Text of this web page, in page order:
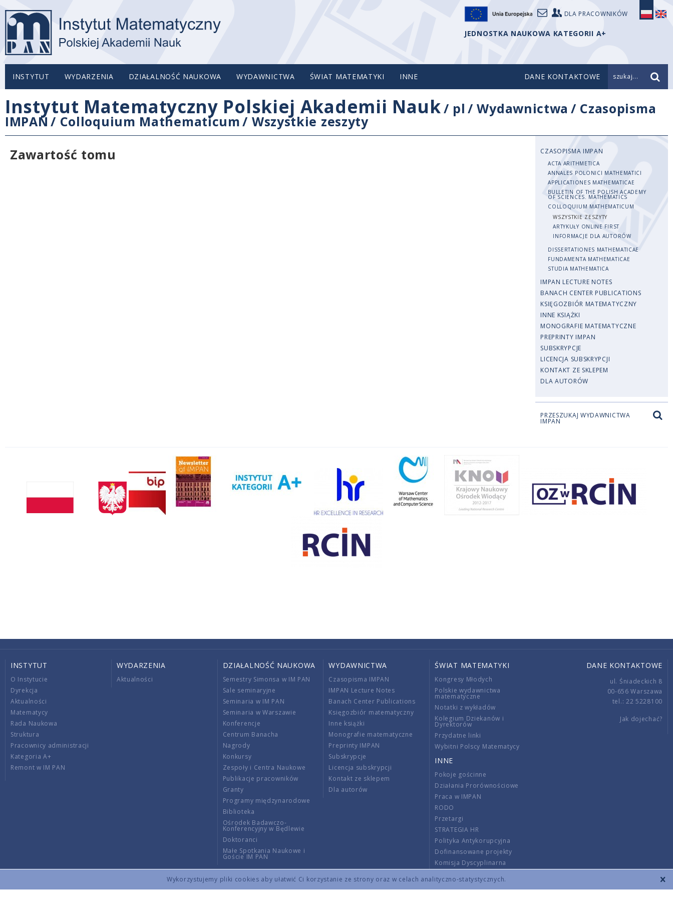
Wykorzystujemy pliki cookies aby ułatwić Ci korzystanie ze strony oraz w celach analityczno-statystycznych.
DLA PRACOWNIKÓW
JEDNOSTKA NAUKOWA KATEGORII A+
INSTYTUT WYDARZENIA DZIAŁALNOŚĆ NAUKOWA WYDAWNICTWA ŚWIAT MATEMATYKI INNE DANE KONTAKTOWE szukaj...
Instytut Matematyczny Polskiej Akademii Nauk/ pl /Wydawnictwa / Czasopisma
IMPAN / Colloquium Mathematicum/ Wszystkie zeszyty
Zawartość tomu
CZASOPISMA IMPAN
ACTA ARITHMETICA
ANNALES POLONICI MATHEMATICI
APPLICATIONES MATHEMATICAE
BULLETIN OF THE POLISH ACADEMY
OF SCIENCES. MATHEMATICS
COLLOQUIUM MATHEMATICUM
WSZYSTKIE ZESZYTY
ARTYKUŁY ONLINE FIRST
INFORMACJE DLA AUTORÓW
DISSERTATIONES MATHEMATICAE
FUNDAMENTA MATHEMATICAE
STUDIA MATHEMATICA
IMPAN LECTURE NOTES
BANACH CENTER PUBLICATIONS
KSIĘGOZBIÓR MATEMATYCZNY
INNE KSIĄŻKI
MONOGRAFIE MATEMATYCZNE
PREPRINTY IMPAN
SUBSKRYPCJE
LICENCJA SUBSKRYPCJI
KONTAKT ZE SKLEPEM
DLA AUTORÓW
PRZESZUKAJ WYDAWNICTWA
IMPAN
INSTYTUT
O Instytucie
Dyrekcja
Aktualności
Matematycy
Rada Naukowa
Struktura
Pracownicy administracji
Kategoria A+
Remont w IM PAN
WYDARZENIA
Aktualności
DZIAŁALNOŚĆ NAUKOWA
Semestry Simonsa w IM PAN
Sale seminaryjne
Seminaria w IM PAN
Seminaria w Warszawie
Konferencje
Centrum Banacha
Nagrody
Konkursy
Zespoły i Centra Naukowe
Publikacje pracowników
Granty
Programy międzynarodowe
Biblioteka
Ośrodek Badawczo-
Konferencyjny w Będlewie
Doktoranci
Małe Spotkania Naukowe i
Goście IM PAN
WYDAWNICTWA
Czasopisma IMPAN
IMPAN Lecture Notes
Banach Center Publications
Księgozbiór matematyczny
Inne książki
Monografie matematyczne
Preprinty IMPAN
Subskrypcje
Licencja subskrypcji
Kontakt ze sklepem
Dla autorów
ŚWIAT MATEMATYKI
Kongresy Młodych
Polskie wydawnictwa
matematyczne
Notatki z wykładów
Kolegium Dziekanów i
Dyrektorów
Przydatne linki
Wybitni Polscy Matematycy
INNE
Pokoje gościnne
Działania Prorównościowe
Praca w IMPAN
RODO
Przetargi
STRATEGIA HR
Polityka Antykorupcyjna
Dofinansowane projekty
Komisja Dyscyplinarna
Wnoszenie opłat
DANE KONTAKTOWE
ul. Śniadeckich 8
00-656 Warszawa
tel.: 22 5228100
Jak dojechać?